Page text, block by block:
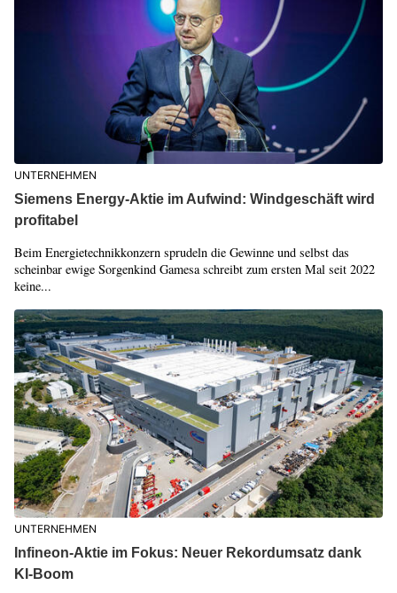
UNTERNEHMEN
Siemens Energy-Aktie im Aufwind: Windgeschäft wird
profitabel
Beim Energietechnikkonzern sprudeln die Gewinne und selbst das
scheinbar ewige Sorgenkind Gamesa schreibt zum ersten Mal seit 2022
keine...
UNTERNEHMEN
Infineon-Aktie im Fokus: Neuer Rekordumsatz dank
KI-Boom